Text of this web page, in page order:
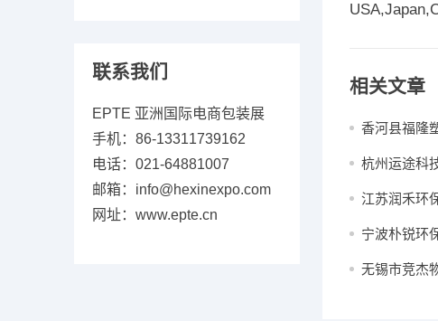
相关文章
香河县福隆
杭州运途科
江苏润禾环
宁波朴锐环
无锡市竞杰
联系我们
EPTE 亚洲国际电商包装展
手机：86-13311739162
电话：021-64881007
邮箱：info@hexinexpo.com
网址：www.epte.cn